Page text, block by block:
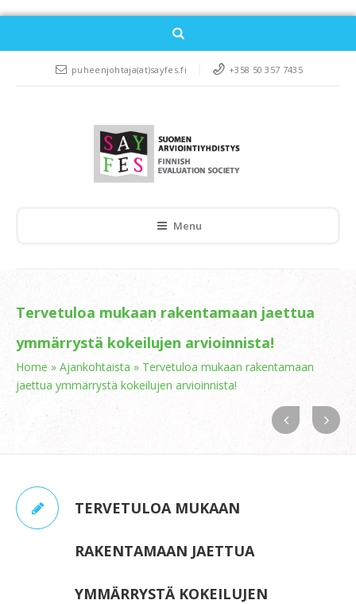
puheenjohtaja(at)sayfes.fi +358 50 357 7435
Menu
Tervetuloa mukaan rakentamaan jaettua
ymmärrystä kokeilujen arvioinnista!
Home » Ajankohtaista » Tervetuloa mukaan rakentamaan
jaettua ymmärrystä kokeilujen arvioinnista!
TERVETULOA MUKAAN
RAKENTAMAAN JAETTUA
YMMÄRRYSTÄ KOKEILUJEN